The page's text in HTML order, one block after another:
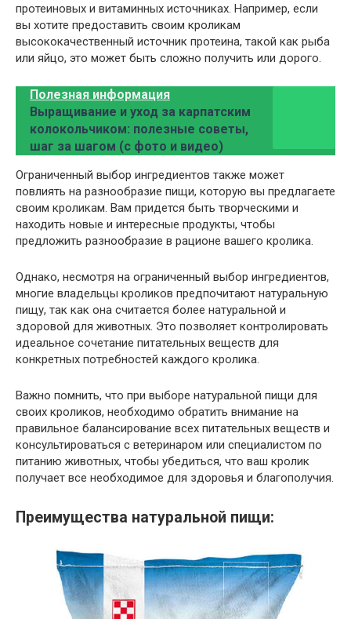
протеиновых и витаминных источниках. Например, если
вы хотите предоставить своим кроликам
высококачественный источник протеина, такой как рыба
или яйцо, это может быть сложно получить или дорого.
Полезная информация
Выращивание и уход за карпатским
колокольчиком: полезные советы,
шаг за шагом (с фото и видео)
Ограниченный выбор ингредиентов также может
повлиять на разнообразие пищи, которую вы предлагаете
своим кроликам. Вам придется быть творческими и
находить новые и интересные продукты, чтобы
предложить разнообразие в рационе вашего кролика.
Однако, несмотря на ограниченный выбор ингредиентов,
многие владельцы кроликов предпочитают натуральную
пищу, так как она считается более натуральной и
здоровой для животных. Это позволяет контролировать
идеальное сочетание питательных веществ для
конкретных потребностей каждого кролика.
Важно помнить, что при выборе натуральной пищи для
своих кроликов, необходимо обратить внимание на
правильное балансирование всех питательных веществ и
консультироваться с ветеринаром или специалистом по
питанию животных, чтобы убедиться, что ваш кролик
получает все необходимое для здоровья и благополучия.
Преимущества натуральной пищи: